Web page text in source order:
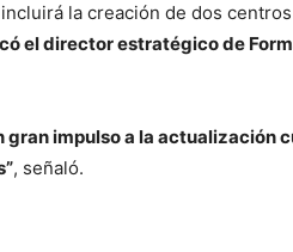
la creación de dos
el director estratégico de
gran impulso a la actualización
, señaló.